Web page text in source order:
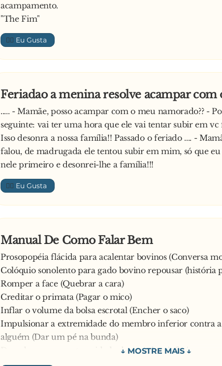
acampamento.
"The Fim"
👍🏼
Feriadao a menina resolve acampar com
..... - Mamãe, posso acampar com o meu namorado?? -
seguinte: vai ter uma hora que ele vai tentar subir em vc
Isso desonra a nossa família!! Passado o feriado .... -
falou, de madrugada ele tentou subir em mim, só que
nele primeiro e desonrei-lhe a família!!!
👍🏼
Manual De Como Falar Bem
Prosopopéia flácida para acalentar bovinos (Conversa
Colóquio sonolento para gado bovino repousar (história
Romper a face (Quebrar a cara)
Creditar o primata (Pagar o mico)
Inflar o volume da bolsa escrotal (Encher o saco)
Impulsionar a extremidade do membro inferior contra
alguém (Dar um pé na bunda)
Derrubar, com a extremidade do membro inferior, o
uma das unidades de acampamento (Chutar o p**... da